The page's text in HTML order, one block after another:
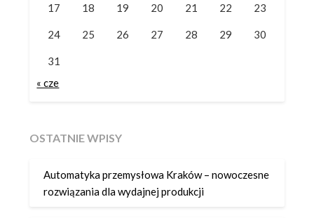
17 18 19 20 21 22 23
24 25 26 27 28 29 30
31
« cze
OSTATNIE WPISY
Automatyka przemysłowa Kraków – nowoczesne
rozwiązania dla wydajnej produkcji